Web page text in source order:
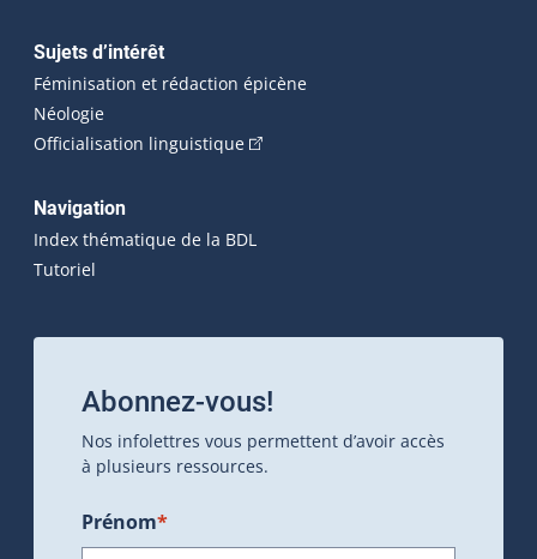
Sujets d’intérêt
Féminisation et rédaction épicène
Néologie
Officialisation linguistique(Cet hyperlien externe s'ouvrira
Navigation
Index thématique de la BDL
Tutoriel
Abonnez-vous!
Nos infolettres vous permettent d’avoir accès
à plusieurs ressources.
Prénom*